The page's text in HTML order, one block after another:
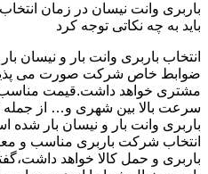
باربری وانت نیسان در زمان انتخاب
باید به چه نکاتی توجه کرد
انتخاب باربری وانت بار و نیسان
ضوابط خاص شرکت صورت می
مشتری خواهد داشت.قیمت
سرعت بالا بین شهری و… از
باربری وانت بار و نیسان بار شده
انتخاب شرکت باربری مناسب و
باربری و حمل کالا خواهد